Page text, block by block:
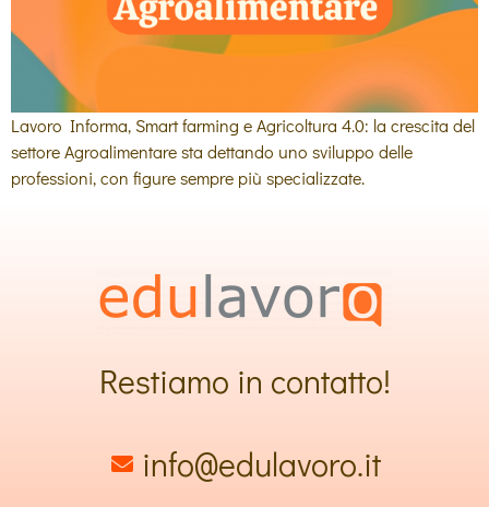
Lavoro Informa, Smart farming e Agricoltura 4.0: la crescita del
settore Agroalimentare sta dettando uno sviluppo delle
professioni, con figure sempre più specializzate.
Restiamo in contatto!
info@edulavoro.it